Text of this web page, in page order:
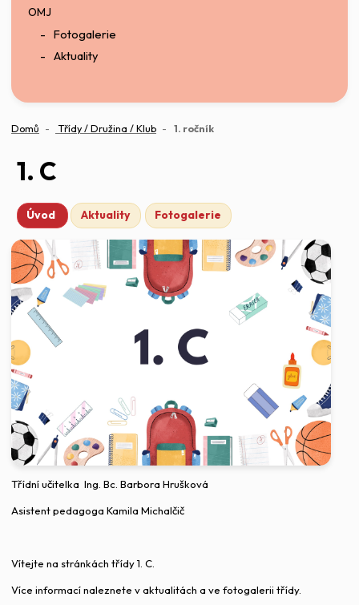
OMJ
Fotogalerie
Aktuality
Domů Třídy / Družina / Klub 1. ročník(aktuální)
1. C
Úvod Aktuality Fotogalerie
Třídní učitelka Ing. Bc. Barbora Hrušková
Asistent pedagoga Kamila Michalčič
Vítejte na stránkách třídy 1. C.
Více informací naleznete v aktualitách a ve fotogalerii třídy.